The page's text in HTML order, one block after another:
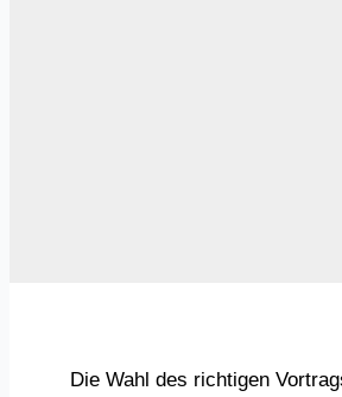
Die Wahl des richtigen